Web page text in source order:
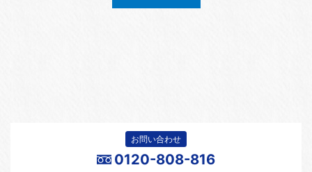
お問い合わせ
0120-808-816